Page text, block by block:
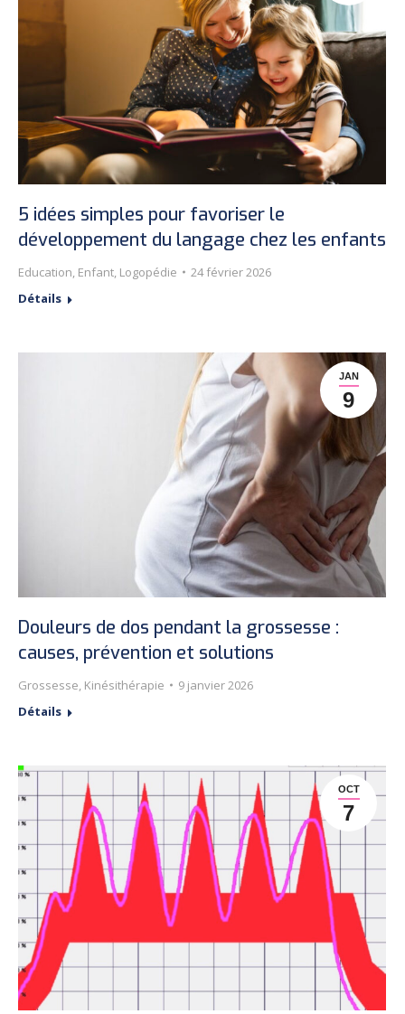
5 idées simples pour favoriser le
développement du langage chez les enfants
Education, Enfant, Logopédie
24 février 2026
Détails
JAN
9
Douleurs de dos pendant la grossesse :
causes, prévention et solutions
Grossesse, Kinésithérapie
9 janvier 2026
Détails
OCT
7